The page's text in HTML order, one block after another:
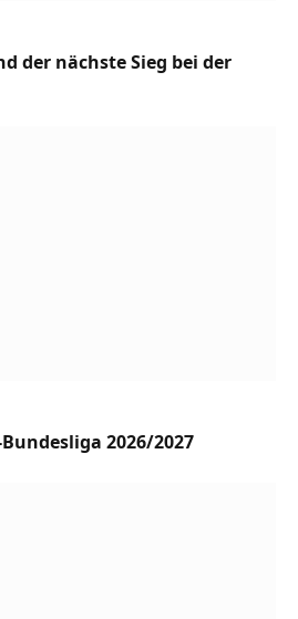
der nächste Sieg bei der
2026/2027